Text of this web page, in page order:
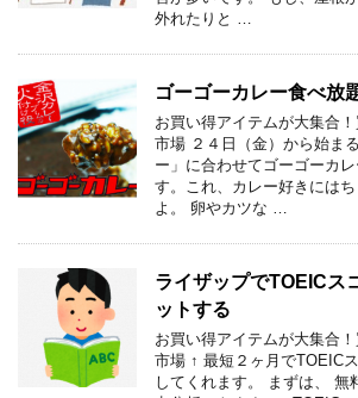
外れたりと …
ゴーゴーカレー食べ放
お買い得アイテムが大集合
市場 ２４日（金）から始ま
ー」に合わせてゴーゴーカ
す。これ、カレー好きには
よ。 卵やカツな …
ライザップでTOEICス
ットする
お買い得アイテムが大集合
市場 ↑ 最短２ヶ月でTOEIC
してくれます。 まずは、 無